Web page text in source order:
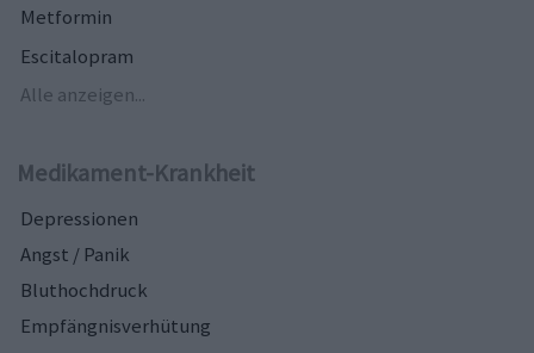
Metformin
Escitalopram
Alle anzeigen...
Medikament-Krankheit
Depressionen
Angst / Panik
Bluthochdruck
Empfängnisverhütung